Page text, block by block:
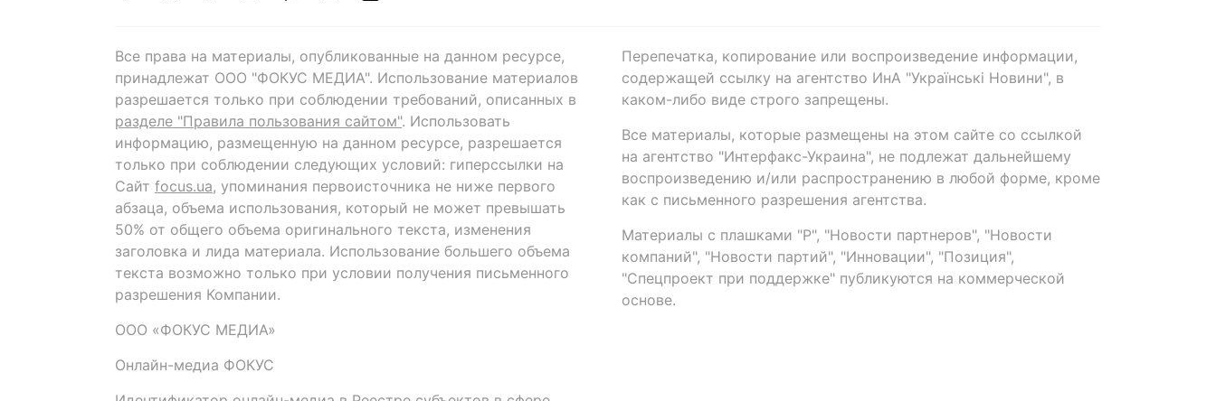
Все права на материалы, опубликованные на данном ресурсе,
принадлежат ООО "ФОКУС МЕДИА". Использование материалов
разрешается только при соблюдении требований, описанных в
разделе "Правила пользования сайтом". Использовать
информацию, размещенную на данном ресурсе, разрешается
только при соблюдении следующих условий: гиперссылки на
Сайт focus.ua, упоминания первоисточника не ниже первого
абзаца, объема использования, который не может превышать
50% от общего объема оригинального текста, изменения
заголовка и лида материала. Использование большего объема
текста возможно только при условии получения письменного
разрешения Компании.
ООО «ФОКУС МЕДИА»
Онлайн-медиа ФОКУС
Перепечатка, копирование или воспроизведение информации,
содержащей ссылку на агентство ИнА "Українські Новини", в
каком-либо виде строго запрещены.
Все материалы, которые размещены на этом сайте со ссылкой
на агентство "Интерфакс-Украина", не подлежат дальнейшему
воспроизведению и/или распространению в любой форме, кроме
как с письменного разрешения агентства.
Материалы с плашками "Р", "Новости партнеров", "Новости
компаний", "Новости партий", "Инновации", "Позиция",
"Спецпроект при поддержке" публикуются на коммерческой
основе.